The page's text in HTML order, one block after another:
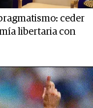
ceder
libertaria con